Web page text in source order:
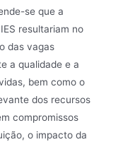
se que a
resultariam no
das vagas
a qualidade e a
bem como o
dos recursos
compromissos
o impacto da